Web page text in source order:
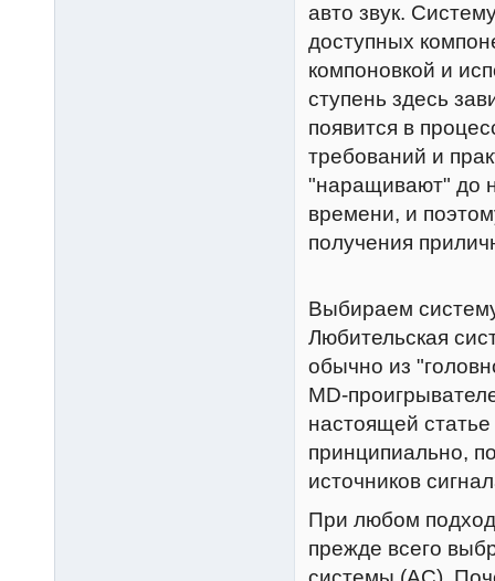
авто звук.
доступных
компоновкой и
ступень здесь
появится в
требований и
"наращивают" до
времени, и
получения
Выбираем
Любительская
обычно из
MD-
настоящей
принципиально,
источников
При любом
прежде всего